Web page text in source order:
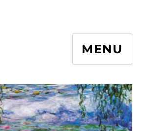
MENU